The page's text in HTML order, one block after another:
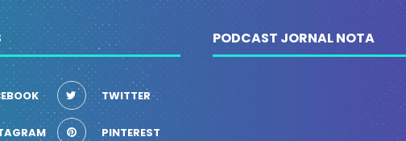
TWITTER
PINTEREST
PODCAST JORNAL NOTA